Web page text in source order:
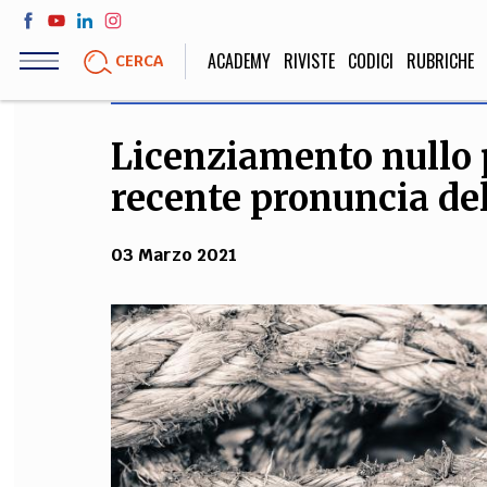
Salta
contenuto
CERCA ACADEMY RIVISTE CODICI RUBRICHE
LIFE STYLE
Sport, Cucina, Viaggi,
SOCIETÀ
Politica,
STORIA E
Scienze
umanistiche,
Licenziamento nullo
recente pronuncia
03 Marzo 2021